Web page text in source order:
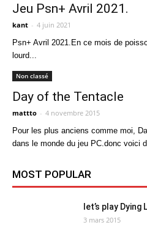
Jeu Psn+ Avril 2021.
kant - 4 juin 2021
Psn+ Avril 2021.En ce mois de
lourd...
Non classé
Day of the Tentacle
mattto - 4 novembre 2015
Pour les plus anciens comme moi,
dans le monde du jeu PC.donc voici
MOST POPULAR
let’s play
3 mars 2015